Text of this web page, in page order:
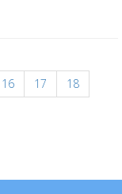
16 17
18